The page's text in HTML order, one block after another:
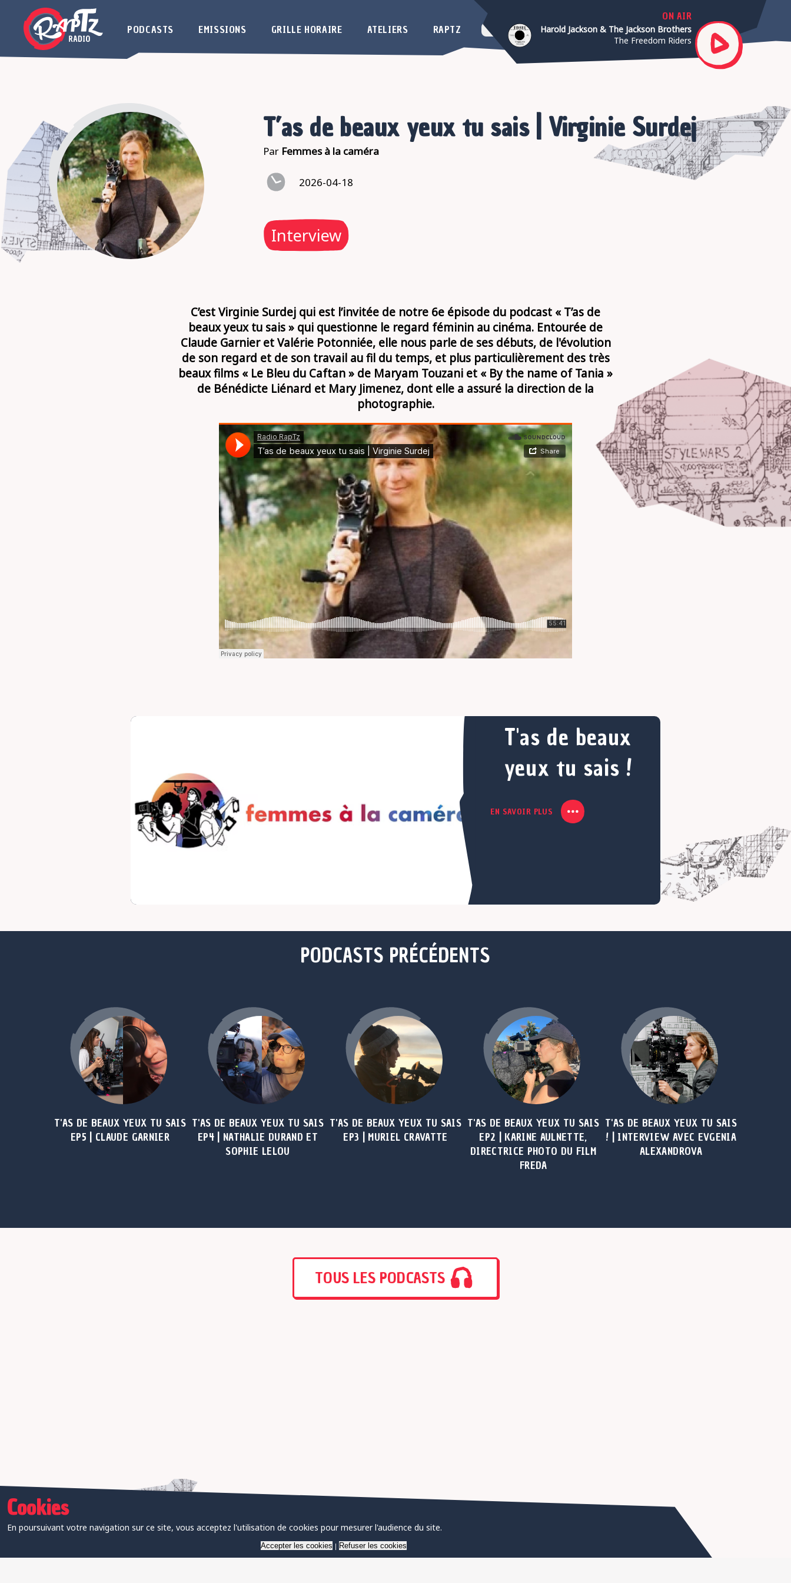
PODCASTS EMISSIONS GRILLE HORAIRE ATELIERS RAPTZ
ON AIR
Harold Jackson & The Jackson Brothers
The Freedom Riders
T’as de beaux yeux tu sais | Virginie Surdej
Par Femmes à la caméra
2026-04-18
Interview
C’est Virginie Surdej qui est l’invitée de notre 6e épisode du podcast « T’as de
beaux yeux tu sais » qui questionne le regard féminin au cinéma. Entourée de
Claude Garnier et Valérie Potonniée, elle nous parle de ses débuts, de l'évolution
de son regard et de son travail au fil du temps, et plus particulièrement des très
beaux films « Le Bleu du Caftan » de Maryam Touzani et « By the name of Tania »
de Bénédicte Liénard et Mary Jimenez, dont elle a assuré la direction de la
photographie.
T'as de beaux
yeux tu sais !
EN SAVOIR PLUS
PODCASTS PRÉCÉDENTS
T'AS DE BEAUX YEUX TU SAIS
EP5 | CLAUDE GARNIER
T'AS DE BEAUX YEUX TU SAIS
EP4 | NATHALIE DURAND ET
SOPHIE LELOU
T'AS DE BEAUX YEUX TU SAIS
EP3 | MURIEL CRAVATTE
T'AS DE BEAUX YEUX TU SAIS
EP2 | KARINE AULNETTE,
DIRECTRICE PHOTO DU FILM
FREDA
T'AS DE BEAUX YEUX TU SAIS
! | INTERVIEW AVEC EVGENIA
ALEXANDROVA
TOUS LES PODCASTS
Cookies
En poursuivant votre navigation sur ce site, vous acceptez l'utilisation de cookies pour mesurer l'audience du site.
Accepter les cookies | Refuser les cookies